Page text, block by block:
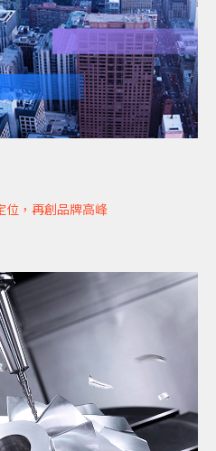
位，再創品牌高峰